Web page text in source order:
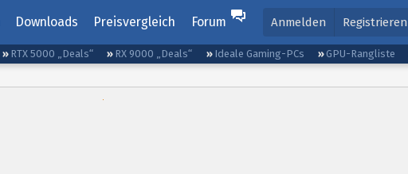
Downloads Preisvergleich Forum Anmelden Registrieren
RTX 5000 „Deals“ RX 9000 „Deals“ Ideale Gaming-PCs GPU-Rangliste